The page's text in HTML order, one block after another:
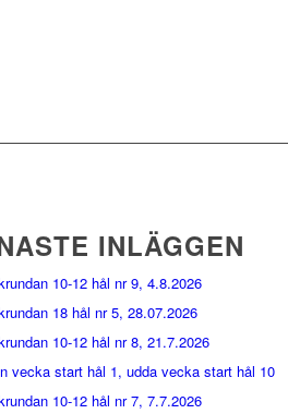
INLÄGGEN
10-12 hål nr 9, 4.8.2026
18 hål nr 5, 28.07.2026
10-12 hål nr 8, 21.7.2026
vecka start hål 1, udda vecka start hål 10
10-12 hål nr 7, 7.7.2026